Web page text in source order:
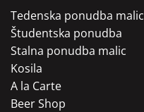
Tedenska ponudba malic
Študentska ponudba
Stalna ponudba malic
Kosila
A la Carte
Beer Shop